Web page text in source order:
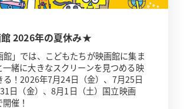
2026年の夏休み★
館」では、こどもたちが映画館に集ま
一緒に大きなスクリーンを見つめる映
る！2026年7月24日（金）、7月25日
31日（金）、8月1日（土）国立映画
催！